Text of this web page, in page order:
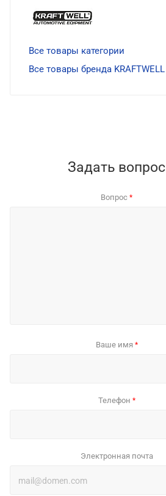
Все товары категории
Все товары бренда KRAFTWELL
Задать вопрос
Вопрос *
Ваше имя *
Телефон *
Электронная почта